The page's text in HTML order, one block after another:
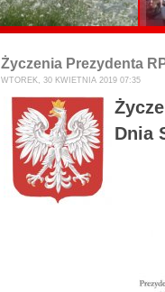
Życzenia Prezydenta
WTOREK, 30 KWIETNIA 2019 07:35
Dnia